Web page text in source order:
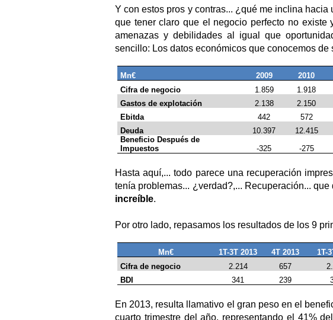
Y con estos pros y contras... ¿qué me inclina hacia
que tener claro que el negocio perfecto no existe
amenazas y debilidades al igual que
sencillo: Los datos económicos que conocemos de
Mn€ 2009 2010
Cifra de negocio
1.859 1.918
Gastos de explotación
2.138 2.150
Ebitda
442 572
Deuda
10.397 12.415
Beneficio Después de
Impuestos
-325 -275
Hasta aquí,... todo parece una recuperación
tenía problemas... ¿verdad?,... Recuperación...
increíble.
Por otro lado, repasamos los resultados de los 9
Mn€ 1T-3T 2013 4T 2013 1T-
Cifra de negocio
2.214 657
BDI
341 239
En 2013, resulta llamativo el gran peso en el
cuarto trimestre del año, representando el 41%